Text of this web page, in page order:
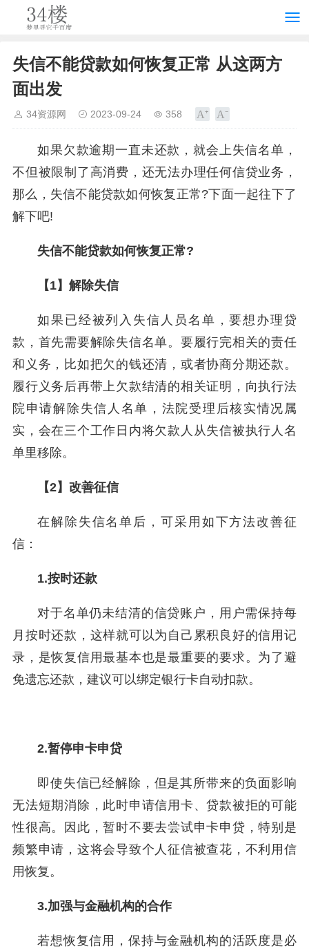
失信不能贷款如何恢复正常 从这两方
面出发
34资源网 2023-09-24 358
如果欠款逾期一直未还款，就会上失信名单，
不但被限制了高消费，还无法办理任何信贷业务，
那么，失信不能贷款如何恢复正常?下面一起往下了
解下吧!
失信不能贷款如何恢复正常?
【1】解除失信
如果已经被列入失信人员名单，要想办理贷
款，首先需要解除失信名单。要履行完相关的责任
和义务，比如把欠的钱还清，或者协商分期还款。
履行义务后再带上欠款结清的相关证明，向执行法
院申请解除失信人名单，法院受理后核实情况属
实，会在三个工作日内将欠款人从失信被执行人名
单里移除。
【2】改善征信
在解除失信名单后，可采用如下方法改善征
信：
1.按时还款
对于名单仍未结清的信贷账户，用户需保持每
月按时还款，这样就可以为自己累积良好的信用记
录，是恢复信用最基本也是最重要的要求。为了避
免遗忘还款，建议可以绑定银行卡自动扣款。
2.暂停申卡申贷
即使失信已经解除，但是其所带来的负面影响
无法短期消除，此时申请信用卡、贷款被拒的可能
性很高。因此，暂时不要去尝试申卡申贷，特别是
频繁申请，这将会导致个人征信被查花，不利用信
用恢复。
3.加强与金融机构的合作
若想恢复信用，保持与金融机构的活跃度是必